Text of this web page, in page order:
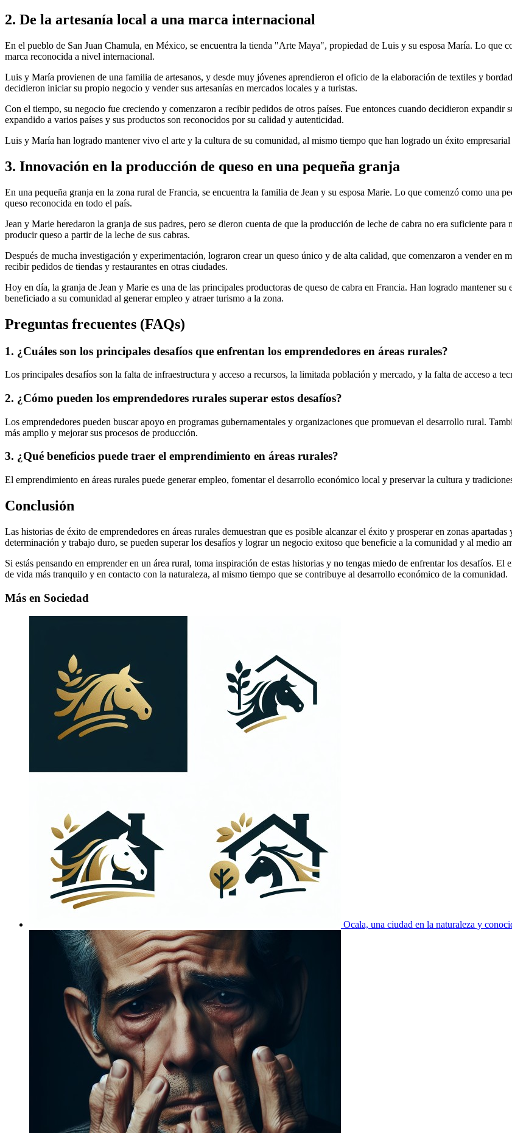
2. De la artesanía local a una marca internacional
En el pueblo de San Juan Chamula, en México, se encuentra la tienda "Arte Maya", propiedad de Luis y su esposa María. Lo que
marca reconocida a nivel internacional.
Luis y María provienen de una familia de artesanos, y desde muy jóvenes aprendieron el oficio de la elaboración de textiles y
decidieron iniciar su propio negocio y vender sus artesanías en mercados locales y a turistas.
Con el tiempo, su negocio fue creciendo y comenzaron a recibir pedidos de otros países. Fue entonces cuando decidieron
expandido a varios países y sus productos son reconocidos por su calidad y autenticidad.
Luis y María han logrado mantener vivo el arte y la cultura de su comunidad, al mismo tiempo que han logrado un éxito
3. Innovación en la producción de queso en una pequeña granja
En una pequeña granja en la zona rural de Francia, se encuentra la familia de Jean y su esposa Marie. Lo que comenzó como una
queso reconocida en todo el país.
Jean y Marie heredaron la granja de sus padres, pero se dieron cuenta de que la producción de leche de cabra no era suficiente
producir queso a partir de la leche de sus cabras.
Después de mucha investigación y experimentación, lograron crear un queso único y de alta calidad, que comenzaron a vender en
recibir pedidos de tiendas y restaurantes en otras ciudades.
Hoy en día, la granja de Jean y Marie es una de las principales productoras de queso de cabra en Francia. Han logrado mantener
beneficiado a su comunidad al generar empleo y atraer turismo a la zona.
Preguntas frecuentes (FAQs)
1. ¿Cuáles son los principales desafíos que enfrentan los emprendedores en áreas rurales?
Los principales desafíos son la falta de infraestructura y acceso a recursos, la limitada población y mercado, y la falta de acceso a
2. ¿Cómo pueden los emprendedores rurales superar estos desafíos?
Los emprendedores pueden buscar apoyo en programas gubernamentales y organizaciones que promuevan el desarrollo rural.
más amplio y mejorar sus procesos de producción.
3. ¿Qué beneficios puede traer el emprendimiento en áreas rurales?
El emprendimiento en áreas rurales puede generar empleo, fomentar el desarrollo económico local y preservar la cultura y
Conclusión
Las historias de éxito de emprendedores en áreas rurales demuestran que es posible alcanzar el éxito y prosperar en zonas
determinación y trabajo duro, se pueden superar los desafíos y lograr un negocio exitoso que beneficie a la comunidad y al medio
Si estás pensando en emprender en un área rural, toma inspiración de estas historias y no tengas miedo de enfrentar los desafíos.
de vida más tranquilo y en contacto con la naturaleza, al mismo tiempo que se contribuye al desarrollo económico de la comunidad.
Más en Sociedad
Ocala, una ciudad en la naturaleza y